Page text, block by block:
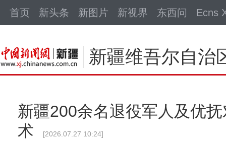
首页 新头条 新图片 新视界 东西问 Ecns
新疆维吾尔自治
新疆200余名退役军人及优
术
[2026.07.27 10:24]